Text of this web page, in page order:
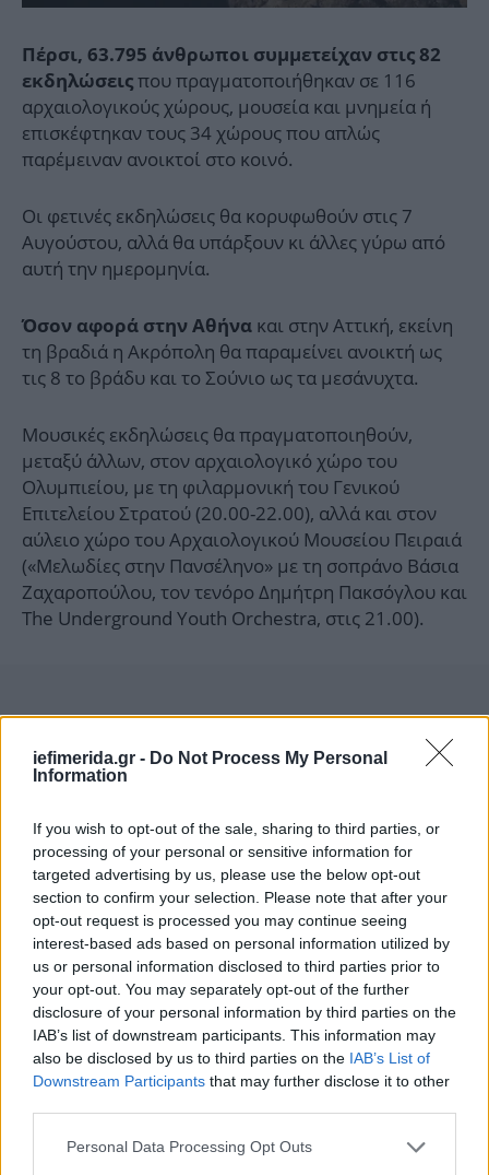
iefimerida.gr - Do Not Process My Personal
Information
If you wish to opt-out of the sale, sharing to third parties, or
processing of your personal or sensitive information for
targeted advertising by us, please use the below opt-out
section to confirm your selection. Please note that after your
opt-out request is processed you may continue seeing
interest-based ads based on personal information utilized by
us or personal information disclosed to third parties prior to
your opt-out. You may separately opt-out of the further
disclosure of your personal information by third parties on the
IAB’s list of downstream participants. This information may
also be disclosed by us to third parties on the IAB’s List of
Downstream Participants that may further disclose it to other
Please note that this website/app uses one or more Google
Personal Data Processing Opt Outs
Πέρσι, 63.795 άνθρωποι συμμετείχαν στις 82
εκδηλώσεις που πραγματοποιήθηκαν σε 116
αρχαιολογικούς χώρους, μουσεία και μνημεία ή
επισκέφτηκαν τους 34 χώρους που απλώς
παρέμειναν ανοικτοί στο κοινό.
Οι φετινές εκδηλώσεις θα κορυφωθούν στις 7
Αυγούστου, αλλά θα υπάρξουν κι άλλες γύρω από
αυτή την ημερομηνία.
Όσον αφορά στην Αθήνα και στην Αττική, εκείνη
τη βραδιά η Ακρόπολη θα παραμείνει ανοικτή ως
τις 8 το βράδυ και το Σούνιο ως τα μεσάνυχτα.
Μουσικές εκδηλώσεις θα πραγματοποιηθούν,
μεταξύ άλλων, στον αρχαιολογικό χώρο του
Ολυμπιείου, με τη φιλαρμονική του Γενικού
Επιτελείου Στρατού (20.00-22.00), αλλά και στον
αύλειο χώρο του Αρχαιολογικού Μουσείου Πειραιά
(«Μελωδίες στην Πανσέληνο» με τη σοπράνο Βάσια
Ζαχαροπούλου, τον τενόρο Δημήτρη Πακσόγλου και
The Underground Youth Orchestra, στις 21.00).